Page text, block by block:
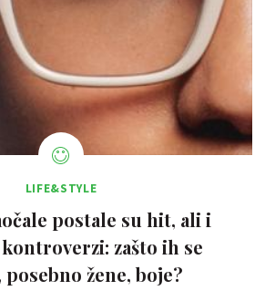
LIFE&STYLE
postale su hit, ali i
zašto ih se
žene, boje?